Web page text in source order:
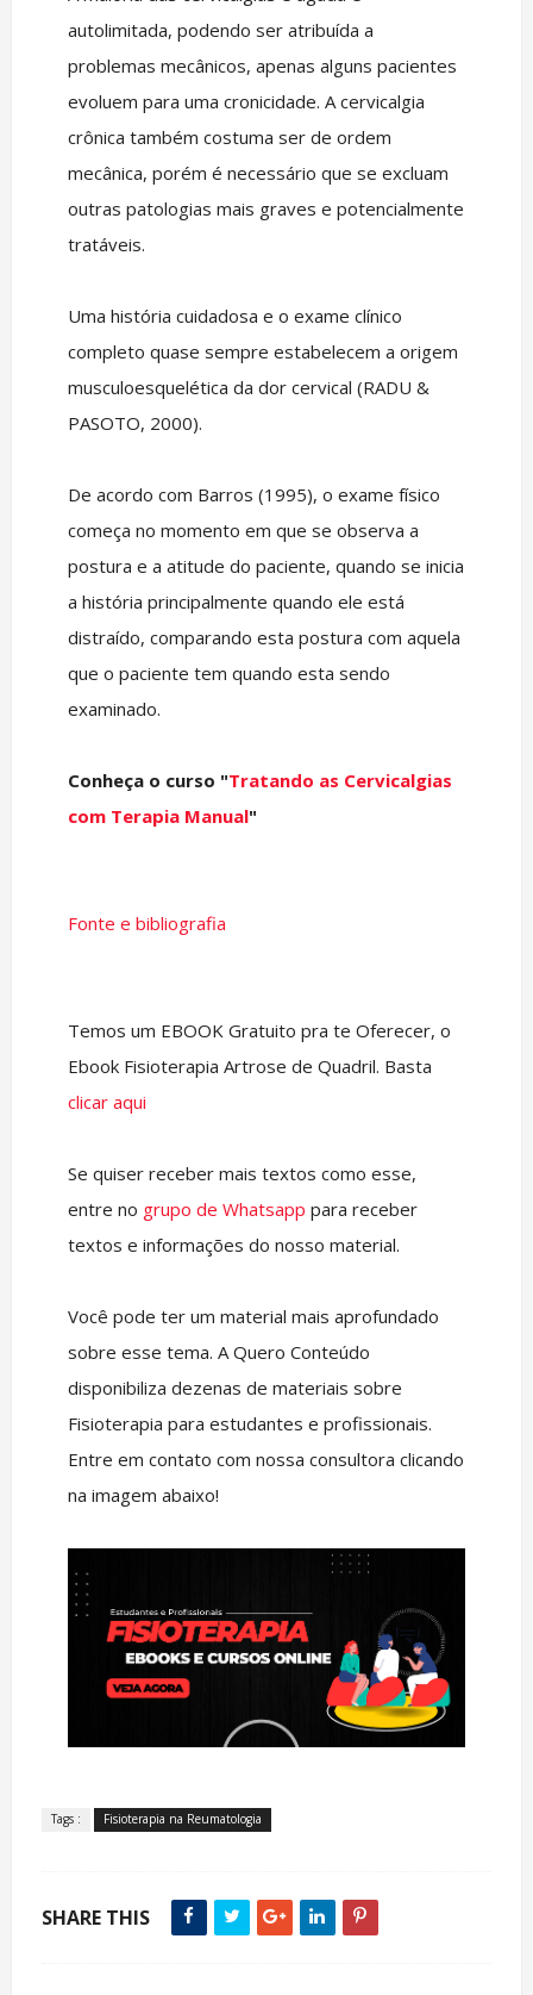
autolimitada, podendo ser atribuída a
problemas mecânicos, apenas alguns pacientes
evoluem para uma cronicidade. A cervicalgia
crônica também costuma ser de ordem
mecânica, porém é necessário que se excluam
outras patologias mais graves e potencialmente
tratáveis.
Uma história cuidadosa e o exame clínico
completo quase sempre estabelecem a origem
musculoesquelética da dor cervical (RADU &
PASOTO, 2000).
De acordo com Barros (1995), o exame físico
começa no momento em que se observa a
postura e a atitude do paciente, quando se inicia
a história principalmente quando ele está
distraído, comparando esta postura com aquela
que o paciente tem quando esta sendo
examinado.
Conheça o curso "Tratando as Cervicalgias
com Terapia Manual"
Fonte e bibliografia
Temos um EBOOK Gratuito pra te Oferecer, o
Ebook Fisioterapia Artrose de Quadril. Basta
clicar aqui
Se quiser receber mais textos como esse,
entre no grupo de Whatsapp para receber
textos e informações do nosso material.
Você pode ter um material mais aprofundado
sobre esse tema. A Quero Conteúdo
disponibiliza dezenas de materiais sobre
Fisioterapia para estudantes e profissionais.
Entre em contato com nossa consultora clicando
na imagem abaixo!
Tags : Fisioterapia na Reumatologia
SHARE THIS